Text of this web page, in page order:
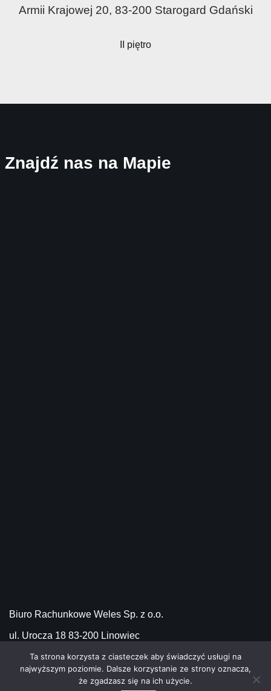
Armii Krajowej 20, 83-200 Starogard Gdański
II piętro
Znajdź nas na Mapie
Biuro Rachunkowe Weles Sp. z o.o.
ul. Urocza 18 83-200 Linowiec
NIP 5862342103
Ta strona korzysta z ciasteczek aby świadczyć usługi na
najwyższym poziomie. Dalsze korzystanie ze strony oznacza,
że zgadzasz się na ich użycie.